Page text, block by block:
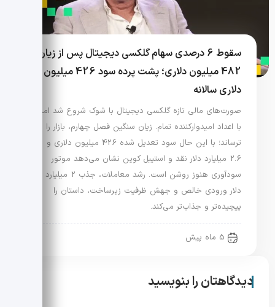
سقوط 6 درصدی سهام گلکسی دیجیتال پس از زیان
482 میلیون دلاری؛ پشت پرده سود 426 میلیون
دلاری سالانه
صورت‌های مالی تازه گلکسی دیجیتال با شوک شروع شد اما
با اعداد امیدوارکننده تمام. زیان سنگین فصل چهارم، بازار را
ترساند؛ با این حال سود تعدیل شده 426 میلیون دلاری و
2.6 میلیارد دلار نقد و استیبل کوین نشان می‌دهد موتور
سودآوری هنوز روشن است. رشد معاملات، جذب 2 میلیارد
دلار ورودی خالص و جهش ظرفیت زیرساخت، داستان را
پیچیده‌تر و جذاب‌تر می‌کند.
5 ماه پیش
دیدگاهتان را بنویسید